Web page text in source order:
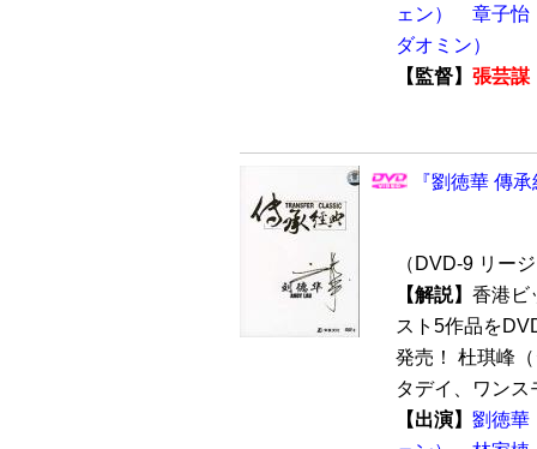
ェン）
章子怡
ダオミン）
【監督】 張芸謀
『劉徳華 傳
（DVD-9 リー
【解説】 香港ビ
スト5作品を
発売！ 杜琪峰
タデイ、ワンス
【出演】 劉徳華